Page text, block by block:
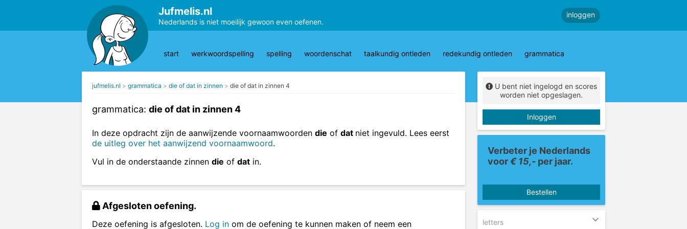
Jufmelis.nl
Nederlands is niet moeilijk gewoon even oefenen.
inloggen
start werkwoordspelling spelling woordenschat taalkundig ontleden redekundig ontleden grammatica
jufmelis.nl grammatica die of dat in zinnen die of dat in zinnen 4
grammatica: die of dat in zinnen 4
In deze opdracht zijn de aanwijzende voornaamwoorden die of dat niet ingevuld. Lees eerst
de uitleg over het aanwijzend voornaamwoord.
Vul in de onderstaande zinnen die of dat in.
Afgesloten oefening.
Deze oefening is afgesloten. Log in om de oefening te kunnen maken of neem een
U bent niet ingelogd en scores
worden niet opgeslagen.
Inloggen
Verbeter je Nederlands
voor€ 15,- per jaar.
Bestellen
letters